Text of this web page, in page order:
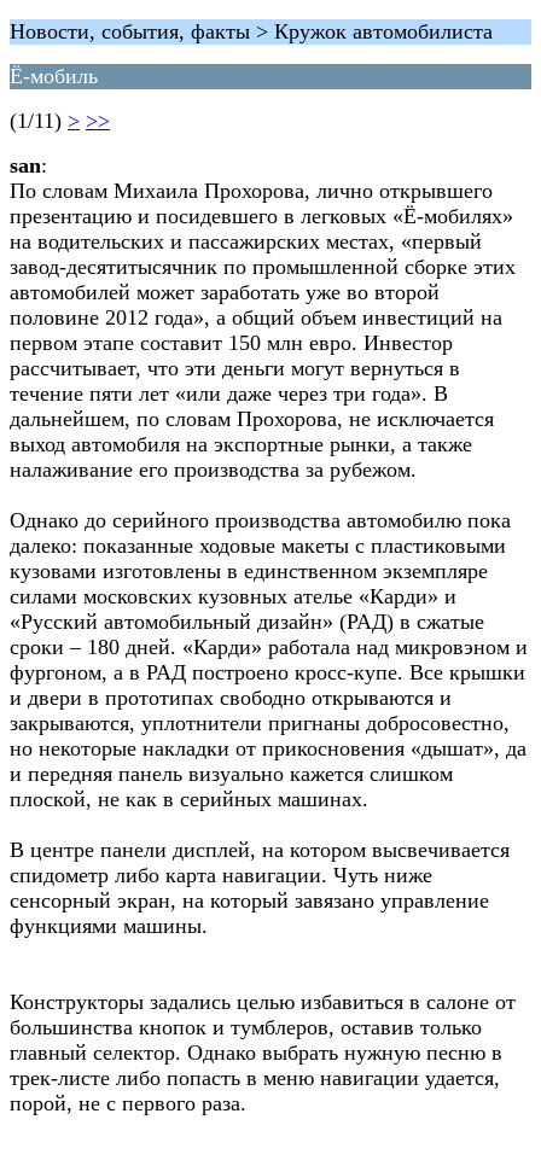
Новости, события, факты > Кружок автомобилиста
Ё-мобиль
(1/11) > >>
san:
По словам Михаила Прохорова, лично открывшего
презентацию и посидевшего в легковых «Ё-мобилях»
на водительских и пассажирских местах, «первый
завод-десятитысячник по промышленной сборке этих
автомобилей может заработать уже во второй
половине 2012 года», а общий объем инвестиций на
первом этапе составит 150 млн евро. Инвестор
рассчитывает, что эти деньги могут вернуться в
течение пяти лет «или даже через три года». В
дальнейшем, по словам Прохорова, не исключается
выход автомобиля на экспортные рынки, а также
налаживание его производства за рубежом.
Однако до серийного производства автомобилю пока
далеко: показанные ходовые макеты с пластиковыми
кузовами изготовлены в единственном экземпляре
силами московских кузовных ателье «Карди» и
«Русский автомобильный дизайн» (РАД) в сжатые
сроки – 180 дней. «Карди» работала над микровэном и
фургоном, а в РАД построено кросс-купе. Все крышки
и двери в прототипах свободно открываются и
закрываются, уплотнители пригнаны добросовестно,
но некоторые накладки от прикосновения «дышат», да
и передняя панель визуально кажется слишком
плоской, не как в серийных машинах.
В центре панели дисплей, на котором высвечивается
спидометр либо карта навигации. Чуть ниже
сенсорный экран, на который завязано управление
функциями машины.
Конструкторы задались целью избавиться в салоне от
большинства кнопок и тумблеров, оставив только
главный селектор. Однако выбрать нужную песню в
трек-листе либо попасть в меню навигации удается,
порой, не с первого раза.